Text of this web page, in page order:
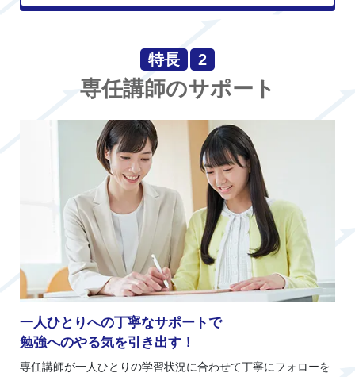
特長 2
専任講師のサポート
一人ひとりへの丁寧なサポートで
勉強へのやる気を引き出す！
専任講師が一人ひとりの学習状況に合わせて丁寧にフォローを